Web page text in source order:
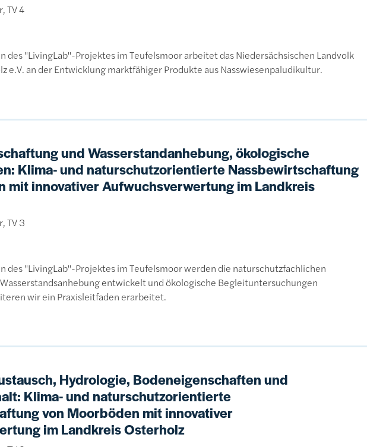
TV 4
des "LivingLab"-Projektes im Teufelsmoor arbeitet das Niedersächsischen Landvolk
e.V. an der Entwicklung marktfähiger Produkte aus Nasswiesenpaludikultur.
und Wasserstandanhebung, ökologische
Klima- und naturschutzorientierte Nassbewirtschaftung
mit innovativer Aufwuchsverwertung im Landkreis
TV 3
des "LivingLab"-Projektes im Teufelsmoor werden die naturschutzfachlichen
entwickelt und ökologische Begleituntersuchungen
wir ein Praxisleitfaden erarbeitet.
Hydrologie, Bodeneigenschaften und
Klima- und naturschutzorientierte
von Moorböden mit innovativer
im Landkreis Osterholz